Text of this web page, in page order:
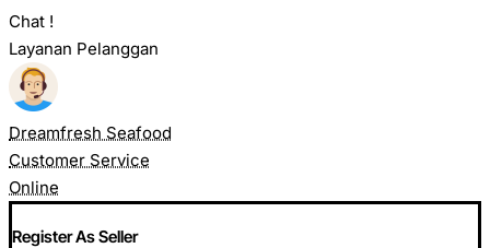
Chat !
Layanan Pelanggan
Dreamfresh Seafood
Customer Service
Online
Register As Seller